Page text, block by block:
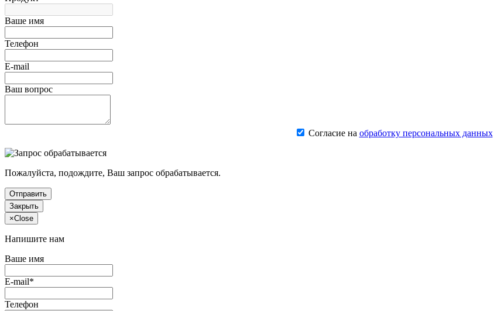
Ваше имя
Телефон
E-mail
Ваш вопрос
Согласие на обработку персональных данных
Пожалуйста, подождите, Ваш запрос обрабатывается.
Отправить
Закрыть
×Close
Напишите нам
Ваше имя
E-mail*
Телефон